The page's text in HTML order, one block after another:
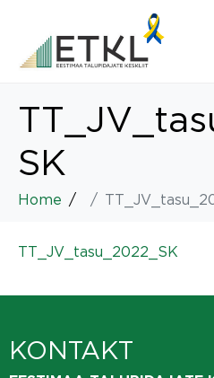
SK
Home
TT_JV_tasu_2022_SK
KONTAKT